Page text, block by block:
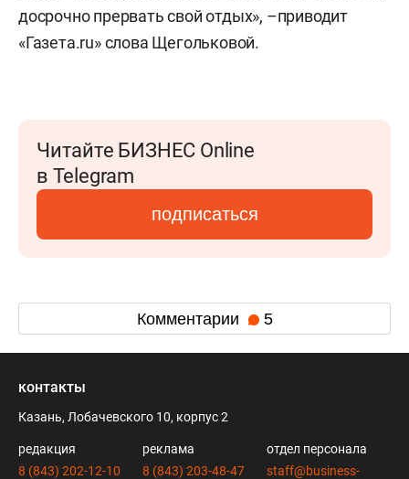
досрочно прервать свой отдых», –приводит
«Газета.ru» слова Щегольковой.
Читайте БИЗНЕС Online
в Telegram
подписаться
Комментарии 5
контакты
Казань, Лобачевского 10, корпус 2
редакция
8 (843) 202-12-10
реклама
8 (843) 203-48-47
отдел персонала
staff@business-